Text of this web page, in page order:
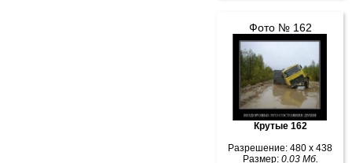
Фото № 162
Крутые 162
Разрешение: 480 x 438
Размер: 0.03 Мб.